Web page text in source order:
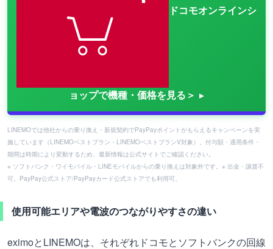
ドコモオンラインシ
ョップで機種・価格を見る＞
LINEMOでは他社からの乗り換え・新規契約でPayPayポイントがもらえるキャンペーンを実
施しています（LINEMOベストプラン・LINEMOベストプランV対象）。付与額・適用条件・
期間は時期により変動するため、最新情報は公式サイトでご確認ください。
※ ソフトバンク・ワイモバイル・LINEモバイルからの乗り換えは対象外です。※ 出金・譲渡不
可。PayPay公式ストア/PayPayカード公式ストアでも利用可。
使用可能エリアや電波のつながりやすさの違い
eximoとLINEMOは、それぞれドコモとソフトバンクの回線